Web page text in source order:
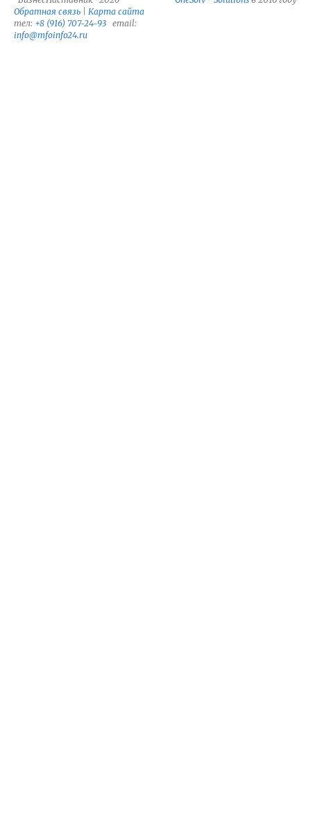
Обратная связь
Карта сайта
тел: +8 (916) 707-24-93 email:
info@mfoinfo24.ru